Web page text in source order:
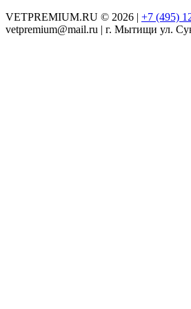
VETPREMIUM.RU © 2026 | +7 (495)
vetpremium@mail.ru | г. Мытищи ул.